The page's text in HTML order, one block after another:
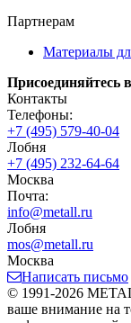
Партнерам
Материалы
Присоединяйтесь
Контакты
Телефоны:
+7 (495) 579-40-04
Лобня
+7 (495) 232-64-64
Москва
Почта:
info@metall.ru
Лобня
mos@metall.ru
Москва
Написать письмо
© 1991-2026
ваше внимание на